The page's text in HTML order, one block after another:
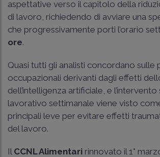
aspettative verso il capitolo della
di lavoro, richiedendo di avviare una
che progressivamente porti l’orario
ore.
Quasi tutti gli analisti concordano sulle
occupazionali derivanti dagli effetti
dell’intelligenza artificiale, e l’intervento
lavorativo settimanale viene visto
principali leve per evitare effetti
del lavoro.
Il CCNL Alimentari rinnovato il 1°